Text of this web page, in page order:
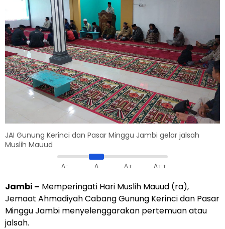
JAI Gunung Kerinci dan Pasar Minggu Jambi gelar jalsah
Muslih Mauud
A- A A+ A++
Jambi – Memperingati Hari Muslih Mauud (ra),
Jemaat Ahmadiyah Cabang Gunung Kerinci dan Pasar
Minggu Jambi menyelenggarakan pertemuan atau
jalsah.